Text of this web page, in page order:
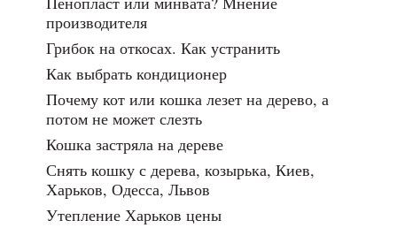
производителя
Грибок на откосах. Как устранить
Как выбрать кондиционер
Почему кот или кошка лезет на дерево, а
потом не может слезть
Кошка застряла на дереве
Снять кошку с дерева, козырька, Киев,
Харьков, Одесса, Львов
Утепление Харьков цены